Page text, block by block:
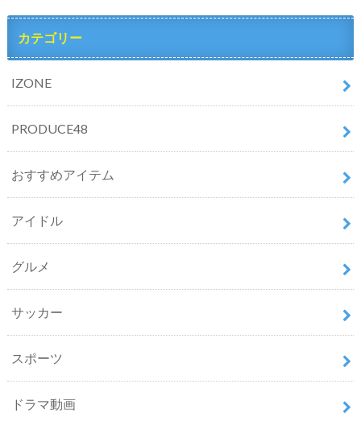
カテゴリー
IZONE
PRODUCE48
おすすめアイテム
アイドル
グルメ
サッカー
スポーツ
ドラマ動画